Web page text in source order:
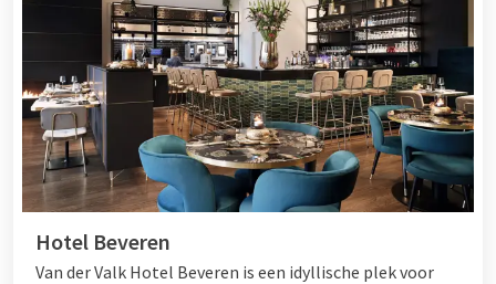
Hotel Beveren
Van der Valk Hotel Beveren is een idyllische plek voor